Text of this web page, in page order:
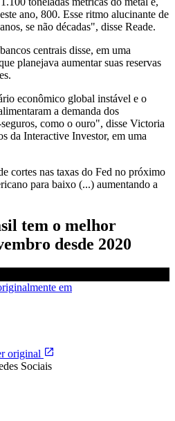
ano, 800. Esse ritmo alucinante de
se não décadas", disse Reade.
centrais disse, em uma
planejava aumentar suas reservas
econômico global instável e o
a demanda dos
como o ouro", disse Victoria
da Interactive Investor, em uma
cortes nas taxas do Fed no próximo
para baixo (...) aumentando a
tem o melhor
desde 2020
em
original
Sociais